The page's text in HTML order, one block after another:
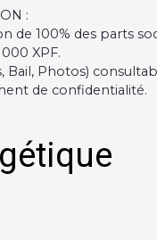
:
de 100% des parts
XPF.
Bail, Photos)
de confidentialité.